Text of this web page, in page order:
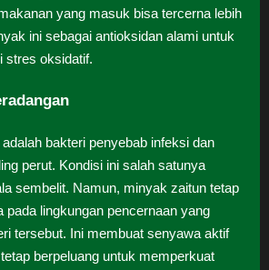
yang masuk bisa tercerna lebih
ini sebagai antioksidan alami untuk
stres oksidatif.
adalah bakteri penyebab infeksi dan
perut. Kondisi ini salah satunya
sembelit. Namun, minyak zaitun tetap
pada lingkungan pencernaan yang
tersebut. Ini membuat senyawa aktif
berpeluang untuk memperkuat